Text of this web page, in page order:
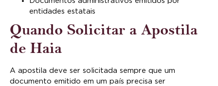
entidades estatais
Quando Solicitar a Apostila
de Haia
A apostila deve ser solicitada sempre que um
documento emitido em um país precisa ser